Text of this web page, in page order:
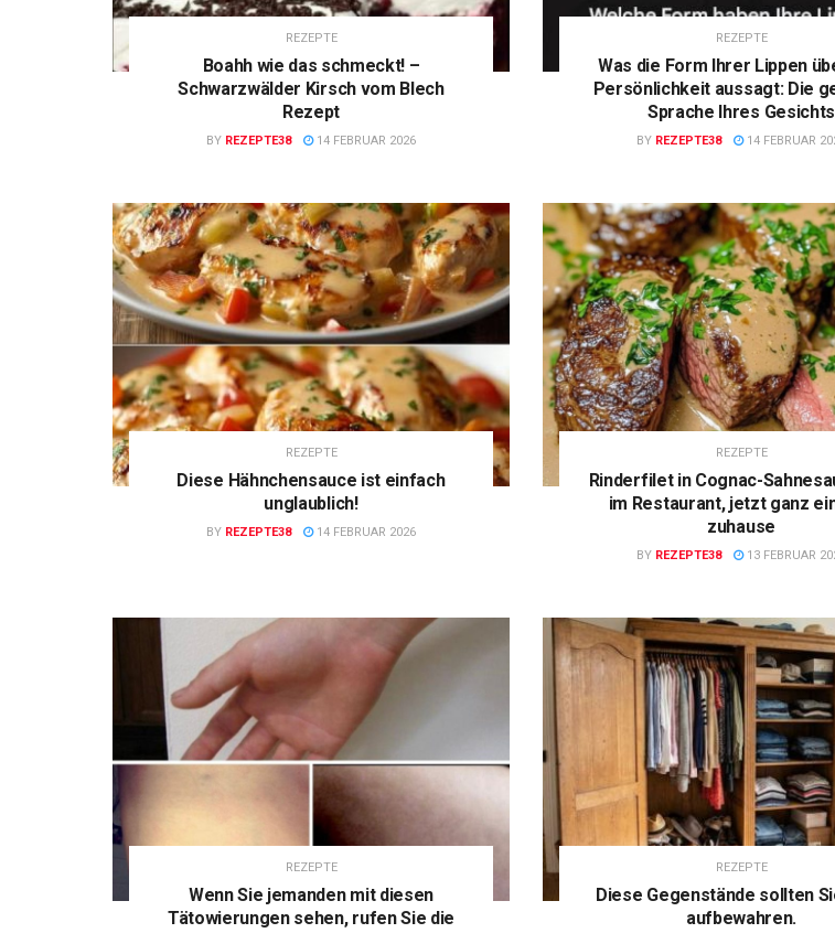
REZEPTE
Boahh wie das schmeckt! –
Schwarzwälder Kirsch vom Blech
Rezept
BY REZEPTE38 14 FEBRUAR 2026
REZEPTE
Was die Form Ihrer Lippen
Persönlichkeit aussagt: Die
Sprache Ihres Gesichts
BY REZEPTE38 14 FEBRUAR
REZEPTE
Diese Hähnchensauce ist einfach
unglaublich!
BY REZEPTE38 14 FEBRUAR 2026
REZEPTE
Rinderfilet in Cognac-
im Restaurant, jetzt ganz
zuhause
BY REZEPTE38 13 FEBRUAR
REZEPTE
Wenn Sie jemanden mit diesen
Tätowierungen sehen, rufen Sie die
REZEPTE
Diese Gegenstände sollten
aufbewahren.